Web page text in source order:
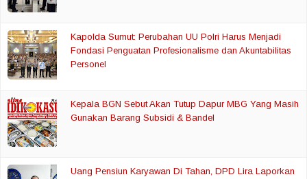
Kapolda Sumut: Perubahan UU Polri Harus Menjadi
Fondasi Penguatan Profesionalisme dan Akuntabilitas
Personel
Kepala BGN Sebut Akan Tutup Dapur MBG Yang Masih
Gunakan Barang Subsidi & Bandel
Uang Pensiun Karyawan Di Tahan, DPD Lira Laporkan